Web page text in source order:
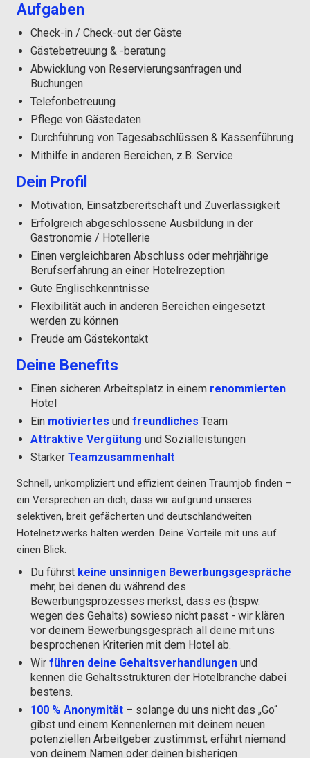
Aufgaben
Check-in / Check-out der Gäste
Gästebetreuung & -beratung
Abwicklung von Reservierungsanfragen und
Buchungen
Telefonbetreuung
Pflege von Gästedaten
Durchführung von Tagesabschlüssen & Kassenführung
Mithilfe in anderen Bereichen, z.B. Service
Dein Profil
Motivation, Einsatzbereitschaft und Zuverlässigkeit
Erfolgreich abgeschlossene Ausbildung in der
Gastronomie / Hotellerie
Einen vergleichbaren Abschluss oder mehrjährige
Berufserfahrung an einer Hotelrezeption
Gute Englischkenntnisse
Flexibilität auch in anderen Bereichen eingesetzt
werden zu können
Freude am Gästekontakt
Deine Benefits
Einen sicheren Arbeitsplatz in einem renommierten
Hotel
Ein motiviertes und freundliches Team
Attraktive Vergütung und Sozialleistungen
Starker Teamzusammenhalt
Schnell, unkompliziert und effizient deinen Traumjob finden –
ein Versprechen an dich, dass wir aufgrund unseres
selektiven, breit gefächerten und deutschlandweiten
Hotelnetzwerks halten werden. Deine Vorteile mit uns auf
einen Blick:
Du führst keine unsinnigen Bewerbungsgespräche
mehr, bei denen du während des
Bewerbungsprozesses merkst, dass es (bspw.
wegen des Gehalts) sowieso nicht passt - wir klären
vor deinem Bewerbungsgespräch all deine mit uns
besprochenen Kriterien mit dem Hotel ab.
Wir führen deine Gehaltsverhandlungenund
kennen die Gehaltsstrukturen der Hotelbranche dabei
bestens.
100 % Anonymität– solange du uns nicht das „Go“
gibst und einem Kennenlernen mit deinem neuen
potenziellen Arbeitgeber zustimmst, erfährt niemand
von deinem Namen oder deinen bisherigen